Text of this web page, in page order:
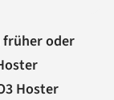
früher oder
Hoster